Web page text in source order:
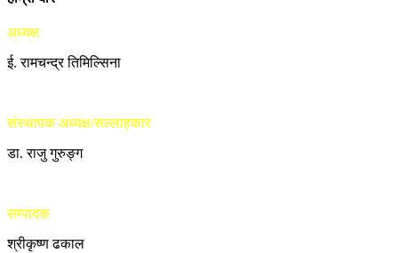
अध्यक्ष
ई. रामचन्द्र तिमिल्सिना
संस्थापक अध्यक्ष/सल्लाहकार
डा. राजु गुरुङ्ग
सम्पादक
श्रीकृष्ण ढकाल